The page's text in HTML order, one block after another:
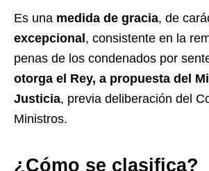
Es una medida de gracia, de
excepcional, consistente en la
penas de los condenados por
otorga el Rey, a propuesta del
Justicia, previa deliberación del
Ministros.
¿Cómo se clasifica?